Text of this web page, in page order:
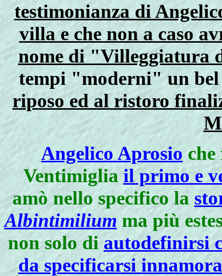
testimonianza di
villa e che non a caso
nome di "Villeggiatura
tempi "moderni" un
riposo ed al ristoro
Angelico Aprosioche
Ventimigliail primo e
amò nello specifico la
Albintimiliumma più
non solo diautodefinirsi
da specificarsi